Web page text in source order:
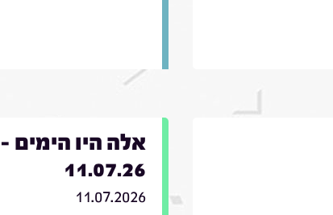
אלה היו הימים -
11.07.26
11.07.2026